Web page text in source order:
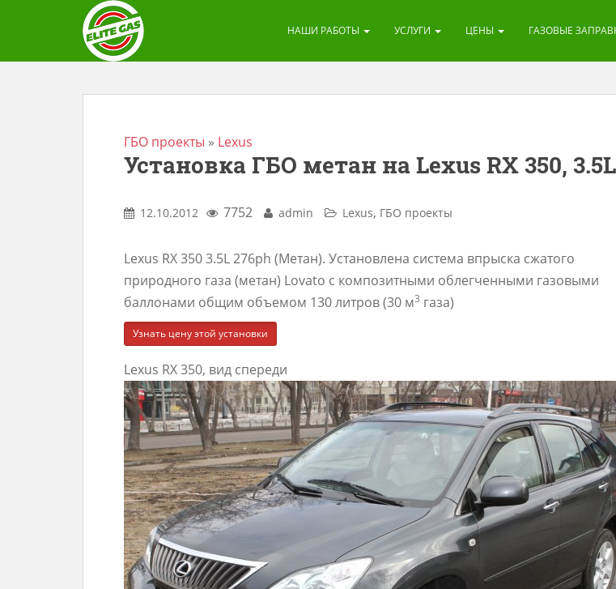
НАШИ РАБОТЫ УСЛУГИ ЦЕНЫ ГАЗОВЫЕ
ГБО проекты » Lexus
Установка ГБО метан на Lexus RX 350, 3.5L
12.10.2012 7752 admin Lexus, ГБО проекты
Lexus RX 350 3.5L 276ph (Метан). Установлена система впрыска сжатого
природного газа (метан) Lovato с композитными облегченными газовыми
баллонами общим объемом 130 литров (30 м3 газа)
Узнать цену этой установки
Lexus RX 350, вид спереди